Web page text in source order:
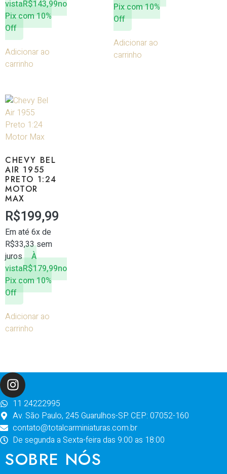
vistaR$143,99no
Pix com 10%
Off
Adicionar ao
carrinho
Pix com 10%
Off
Adicionar ao
carrinho
CHEVY BEL
AIR 1955
PRETO 1:24
MOTOR
MAX
R$199,99
Em até 6x de
R$33,33sem
juros
À
vistaR$179,99no
Pix com 10%
Off
Adicionar ao
carrinho
11 24222995
Av. São Paulo, 245 Guarulhos-SP. CEP: 07052-160
contato@totalcarminiaturas.com.br
De segunda a Sexta-feira das 9:00 as 18:00
SOBRE NÓS